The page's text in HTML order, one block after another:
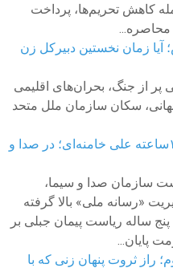
کاهش تحریم‌ها، پرداخت
زمان نخستین دبیرکل زن
از جنگ، بحران‌های اقلیمی
سکان سازمان ملل متحد
از «بی‌سیم پهلوی» تا بازدید۱۳ساعته علی خامنه‌ای؛ در صدا و
سازمان صدا و سیما،
«رسانه ملی» بالا گرفته
ساله ریاست پیمان جبلی بر
پایان...
راز ثروت پنهان زنی که با